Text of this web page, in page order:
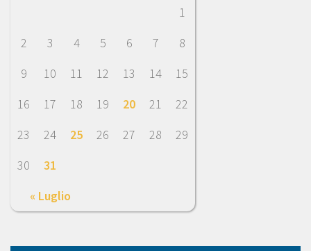
« Luglio
1
2
3 4 5 6 7
8
9
10 11 12 13 14
15
16
17 18 19 20 21
22
23
24 25 26 27 28
29
30
31